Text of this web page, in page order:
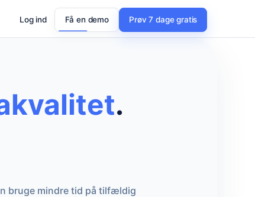
Log ind Få en demo Prøv 7 dage gratis
.
bruge mindre tid på tilfældig